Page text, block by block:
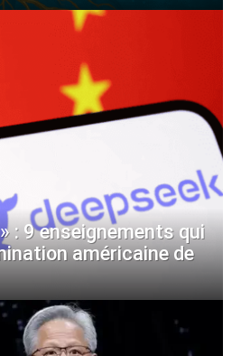
: 9 enseignements qui
américaine de